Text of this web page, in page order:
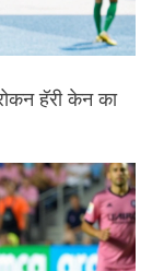
हॅरी केन का